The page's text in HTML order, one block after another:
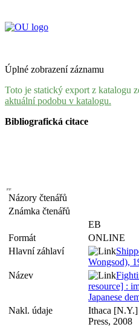
Úplné zobrazení záznamu
Toto je statický export z katalogu
aktuální podobu v katalogu.
Bibliografická citace
Názory čtenářů
Známka čtenářů
EB
Formát
ONLINE
Hlavní záhlaví
Wongsod),
Název
resource] :
Japanese
Nakl. údaje
Ithaca
Press, 2008